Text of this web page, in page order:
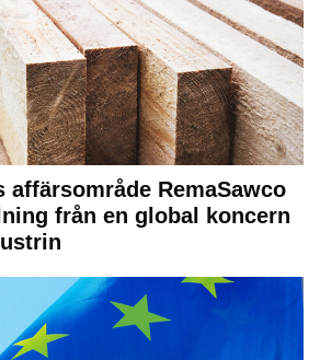
affärsområde RemaSawco
från en global koncern